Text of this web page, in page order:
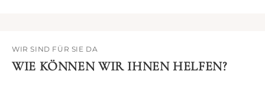
WIR SIND FÜR SIE DA
WIE KÖNNEN WIR IHNEN HELFEN?